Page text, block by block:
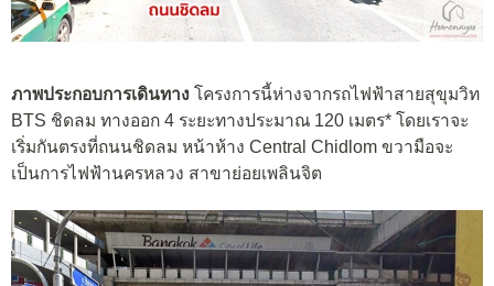
ภาพประกอบการเดินทาง โครงการนี้ห่างจากรถไฟฟ้าสายสุขุมวิท
BTS ชิดลม ทางออก 4 ระยะทางประมาณ 120 เมตร* โดยเราจะ
เริ่มกันตรงที่ถนนชิดลม หน้าห้าง Central Chidlom ขวามือจะ
เป็นการไฟฟ้านครหลวง สาขาย่อยเพลินจิต